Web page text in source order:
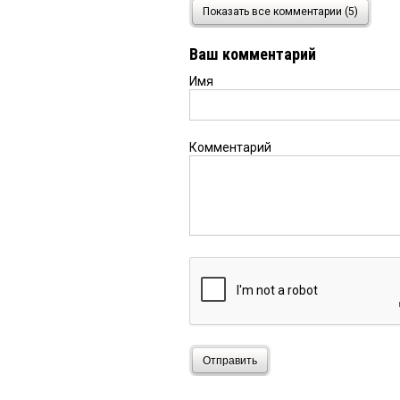
Валерий 25 октября 2018
[*******] не мешки
страну!!!! [*******] в
зарплаты тогда все
красноречивы. Нужно
Его нужно срочно
Показать все комментарии (5)
Ваш комментарий
Имя
Комментарий
Отправить